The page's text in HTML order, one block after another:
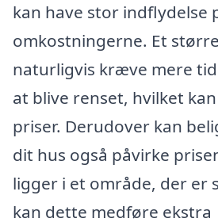
kan have stor indflydelse
omkostningerne. Et
naturligvis kræve mere
at blive renset, hvilket
priser. Derudover kan
dit hus også påvirke
ligger i et område, der er
kan dette medføre ekstra